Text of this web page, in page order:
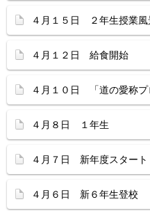
４月１５日 ２年生授業風
４月１２日 給食開始
４月１０日 「道の愛称プ
４月８日 １年生
４月７日 新年度スタート
４月６日 新６年生登校